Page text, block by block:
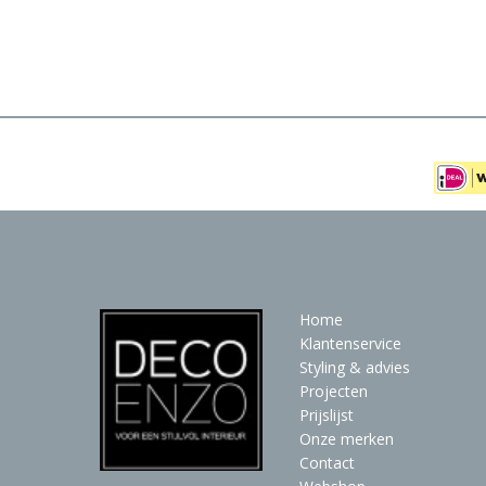
Verlichting
Home
Klantenservice
Styling & advies
Projecten
Prijslijst
Onze merken
Contact